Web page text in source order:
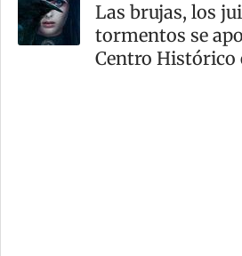
Las brujas, los
tormentos se
Centro Histórico